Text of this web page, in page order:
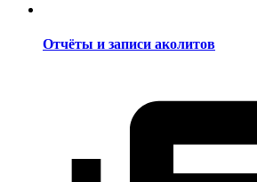
Отчёты и записи аколитов